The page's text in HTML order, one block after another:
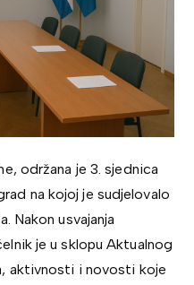
održana je 3. sjednica
na kojoj je sudjelovalo
Nakon usvajanja
je u sklopu Aktualnog
aktivnosti i novosti koje